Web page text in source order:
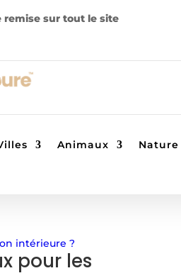
remise sur tout le site
Animaux Nature
pour les